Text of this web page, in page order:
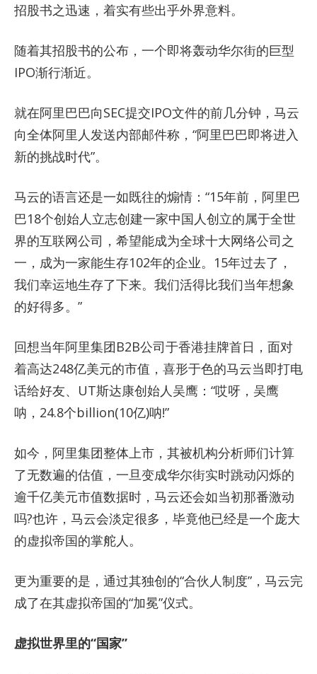
招股书之迅速，着实有些出乎外界意料。
随着其招股书的公布，一个即将轰动华尔街的巨型
IPO渐行渐近。
就在阿里巴巴向SEC提交IPO文件的前几分钟，马云
向全体阿里人发送内部邮件称，“阿里巴巴即将进入
新的挑战时代”。
马云的语言还是一如既往的煽情：“15年前，阿里巴
巴18个创始人立志创建一家中国人创立的属于全世
界的互联网公司，希望能成为全球十大网络公司之
一，成为一家能生存102年的企业。15年过去了，
我们幸运地生存了下来。我们活得比我们当年想象
的好得多。”
回想当年阿里集团B2B公司于香港挂牌首日，面对
着高达248亿美元的市值，喜形于色的马云当即打电
话给好友、UT斯达康创始人吴鹰：“哎呀，吴鹰
呐，24.8个billion(10亿)呐!”
如今，阿里集团整体上市，其被机构分析师们计算
了无数遍的估值，一旦变成华尔街实时跳动闪烁的
逾千亿美元市值数据时，马云还会如当初那番激动
吗?也许，马云会淡定很多，毕竟他已经是一个庞大
的虚拟帝国的掌舵人。
更为重要的是，通过其独创的“合伙人制度”，马云完
成了在其虚拟帝国的“加冕”仪式。
虚拟世界里的“国家”